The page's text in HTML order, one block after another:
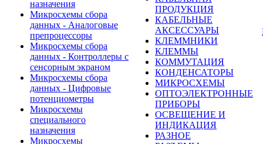
назначения
Микросхемы сбора
данных - Аналоговые
препроцессоры
Микросхемы сбора
данных - Контроллеры с
сенсорным экраном
Микросхемы сбора
данных - Цифровые
потенциометры
Микросхемы
специального
назначения
Микросхемы
ПРОДУКЦИЯ
КАБЕЛЬНЫЕ
АКСЕССУАРЫ
КЛЕММНИКИ
КЛЕММЫ
КОММУТАЦИЯ
КОНДЕНСАТОРЫ
МИКРОСХЕМЫ
ОПТОЭЛЕКТРОННЫЕ
ПРИБОРЫ
ОСВЕЩЕНИЕ И
ИНДИКАЦИЯ
РАЗНОЕ